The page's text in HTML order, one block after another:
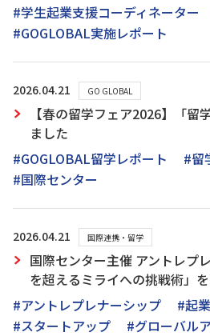
#学生起業支援コーディネーター
#GOGLOBAL実施レポート
2026.04.21 GO GLOBAL
【春の留学フェア2026】「留
ました
#GOGLOBAL留学レポート
#留
#国際センター
2026.04.21 国際連携・留学
国際センター主催 アントレプ
を超えるミライへの挑戦術」
#アントレプレナーシップ
#起
#スタートアップ
#グローバル